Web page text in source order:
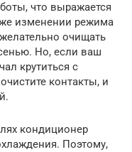
что выражается
изменении режима
очищать
Но, если ваш
крутиться с
контакты, и
кондиционер
Поэтому,